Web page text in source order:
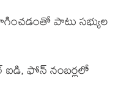
పాటు సభ్యుల
ఫోన్ నంబర్లలో